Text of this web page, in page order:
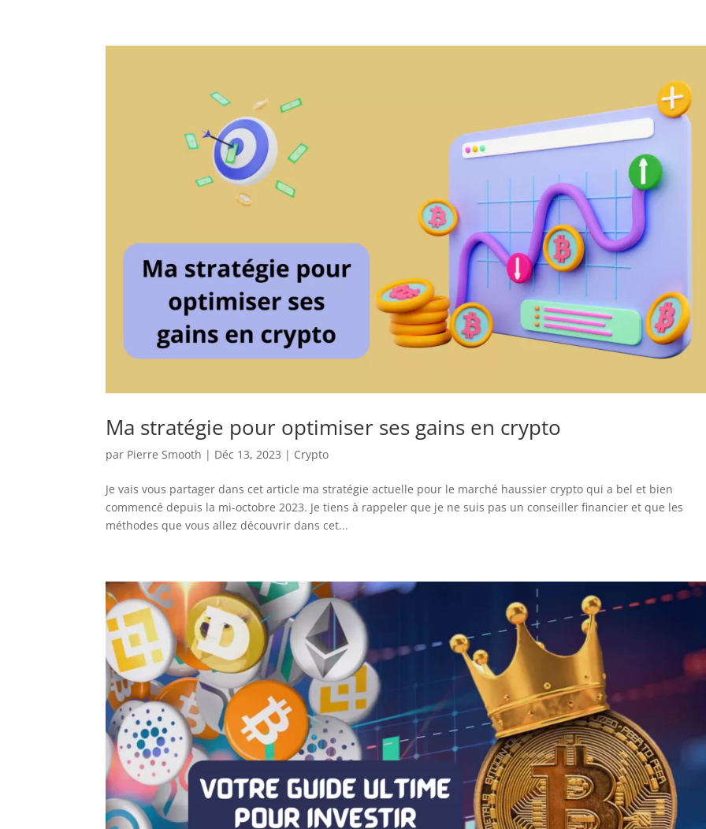
Ma stratégie pour optimiser ses gains en crypto
par Pierre Smooth | Déc 13, 2023 | Crypto
Je vais vous partager dans cet article ma stratégie actuelle pour le marché haussier crypto qui a bel et bien
commencé depuis la mi-octobre 2023. Je tiens à rappeler que je ne suis pas un conseiller financier et que les
méthodes que vous allez découvrir dans cet...